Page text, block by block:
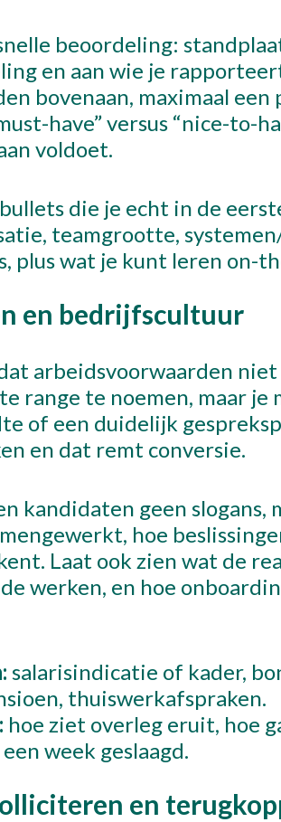
599
beoordeling:
en aan wie je
bovenaan, maximaal een
have” versus “nice-to-
voldoet.
die je echt in de
teamgrootte,
plus wat je kunt leren on-
en bedrijfscultuur
arbeidsvoorwaarden niet
range te noemen, maar
of een duidelijk
en dat remt conversie.
kandidaten geen slogans,
hoe
Laat ook zien wat de
werken, en hoe
salarisindicatie of kader,
thuiswerkafspraken.
hoe ziet overleg eruit, hoe
week geslaagd.
en